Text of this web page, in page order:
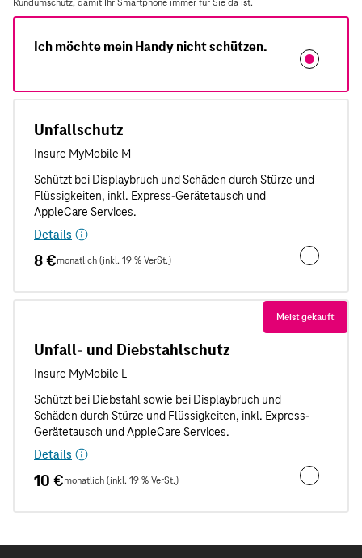
Ich möchte mein Handy nicht schützen.
Unfallschutz
Details
8 €monatlich (inkl. 19 % VerSt.)
Meist gekauft
Unfall- und Diebstahlschutz
Details
10 €monatlich (inkl. 19 % VerSt.) Unfall- und